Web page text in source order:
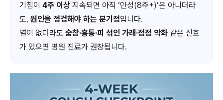
기침이 4주 이상 지속되면 아직 ‘만성(8주+)’은 아니더라
도, 원인을 점검해야 하는 분기점입니다.
열이 없더라도 숨참·흉통·피 섞인 가래·점점 악화 같은 신호
가 있으면 병원 진료가 권장됩니다.